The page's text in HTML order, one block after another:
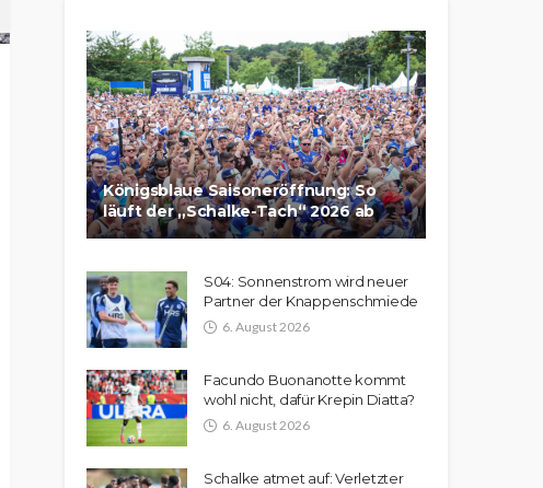
Königsblaue Saisoneröffnung: So
läuft der „Schalke-Tach“ 2026 ab
S04: Sonnenstrom wird neuer
Partner der Knappenschmiede
6. August 2026
Facundo Buonanotte kommt
wohl nicht, dafür Krepin Diatta?
6. August 2026
Schalke atmet auf: Verletzter